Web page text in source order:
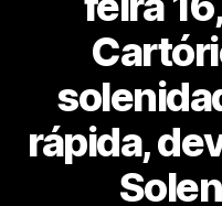
rápida,